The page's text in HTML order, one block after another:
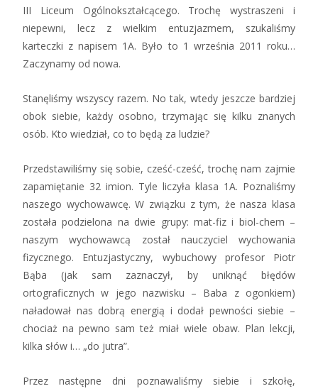
III Liceum Ogólnokształcącego. Trochę wystraszeni i
niepewni, lecz z wielkim entuzjazmem, szukaliśmy
karteczki z napisem 1A. Było to 1 września 2011 roku…
Zaczynamy od nowa.
Stanęliśmy wszyscy razem. No tak, wtedy jeszcze bardziej
obok siebie, każdy osobno, trzymając się kilku znanych
osób. Kto wiedział, co to będą za ludzie?
Przedstawiliśmy się sobie, cześć-cześć, trochę nam zajmie
zapamiętanie 32 imion. Tyle liczyła klasa 1A. Poznaliśmy
naszego wychowawcę. W związku z tym, że nasza klasa
została podzielona na dwie grupy: mat-fiz i biol-chem –
naszym wychowawcą został nauczyciel wychowania
fizycznego. Entuzjastyczny, wybuchowy profesor Piotr
Bąba (jak sam zaznaczył, by uniknąć błędów
ortograficznych w jego nazwisku – Baba z ogonkiem)
naładował nas dobrą energią i dodał pewności siebie –
chociaż na pewno sam też miał wiele obaw. Plan lekcji,
kilka słów i… „do jutra”.
Przez następne dni poznawaliśmy siebie i szkołę,